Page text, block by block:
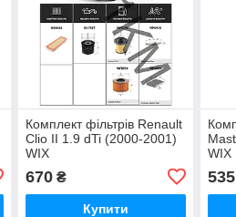
Комплект фільтрів Renault
Clio II 1.9 dTi (2000-2001)
WIX
670₴
Купити
WIX
535